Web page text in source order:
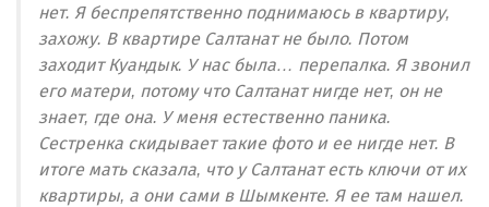
нет. Я беспрепятственно поднимаюсь в квартиру,
захожу. В квартире Салтанат не было. Потом
заходит Куандык. У нас была… перепалка. Я звонил
его матери, потому что Салтанат нигде нет, он не
знает, где она. У меня естественно паника.
Сестренка скидывает такие фото и ее нигде нет. В
итоге мать сказала, что у Салтанат есть ключи от их
квартиры, а они сами в Шымкенте. Я ее там нашел.